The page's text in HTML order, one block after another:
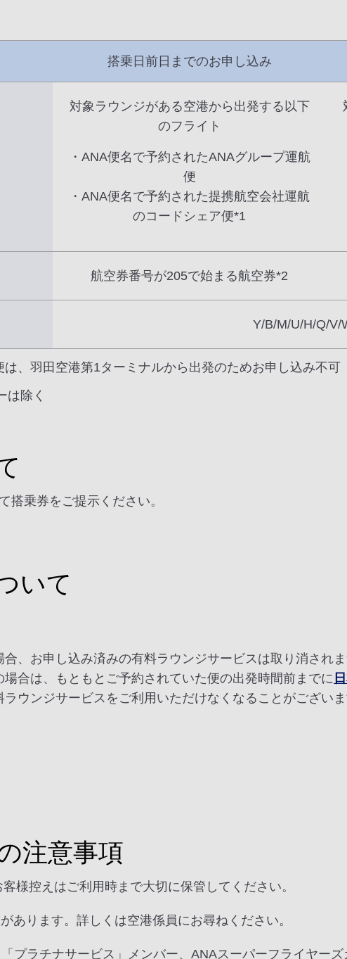
搭乗日前日までのお申し込み
対象ラウンジがある空港から出発する以下
のフライト
・ANA便名で予約されたANAグループ運航
便
・ANA便名で予約された提携航空会社運航
のコードシェア便*1
航空券番号が205で始まる航空券*2
Y/B/M/U/H/Q/V/
、羽田空港第1ターミナルから出発のためお申し込み不可
は除く
搭乗券をご提示ください。
いて
、お申し込み済みの有料ラウンジサービスは取り消され
合は、もともとご予約されていた便の出発時間前までに
ウンジサービスをご利用いただけなくなることがござい
注意事項
様控えはご利用時まで大切に保管してください。
あります。詳しくは空港係員にお尋ねください。
プラチナサービス」メンバー、ANAスーパーフライヤー